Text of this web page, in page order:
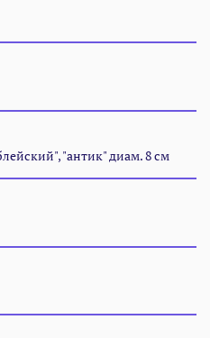
"антик" диам. 8 см